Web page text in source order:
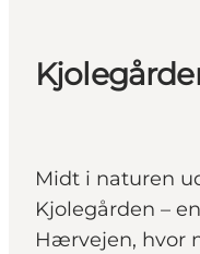
Inspiration
Destinationer
Planlæg
Midt i naturen
Kjolegården –
Hærvejen, hvor